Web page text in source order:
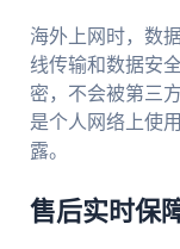
海外上网时，数
线传输和数据安
密，不会被第三
是个人网络上使
露。
售后实时保